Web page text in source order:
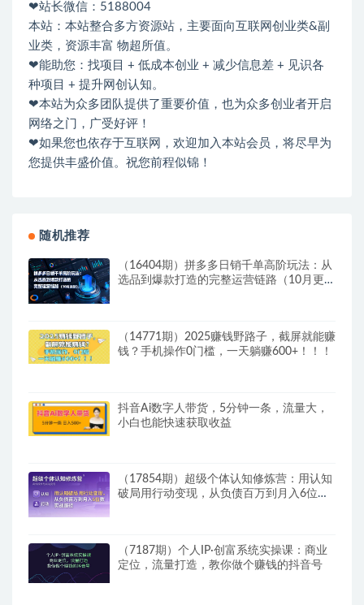
❤站长微信：5188004
本站：本站整合多方资源站，主要面向互联网创业类&副
业类，资源丰富 物超所值。
❤能助您：找项目 + 低成本创业 + 减少信息差 + 见识各
种项目 + 提升网创认知。
❤本站为众多团队提供了重要价值，也为众多创业者开启
网络之门，广受好评！
❤如果您也依存于互联网，欢迎加入本站会员，将尽早为
您提供丰盛价值。祝您前程似锦！
随机推荐
（16404期）拼多多日销千单高阶玩法：从
选品到爆款打造的完整运营链路（10月更
（14771期）2025赚钱野路子，截屏就能赚
钱？手机操作0门槛，一天躺赚600+！！！
抖音Ai数字人带货，5分钟一条，流量大，
小白也能快速获取收益
（17854期）超级个体认知修炼营：用认知
破局用行动变现，从负债百万到月入6位数
（7187期）个人IP·创富系统实操课：商业
定位，流量打造，教你做个赚钱的抖音号